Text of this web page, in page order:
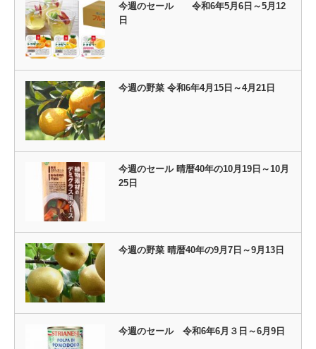
今週のセール 令和6年5月6日～5月12
日
今週の野菜 令和6年4月15日～4月21日
今週のセール 晴暦40年の10月19日～10月
25日
今週の野菜 晴暦40年の9月7日～9月13日
今週のセール 令和6年6月３日～6月9日